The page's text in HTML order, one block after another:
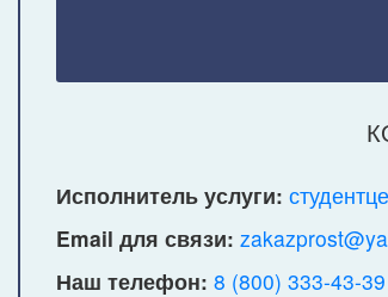
Исполнитель услуги:
Email для связи:
Наш телефон: 8 (800) 333-43-39